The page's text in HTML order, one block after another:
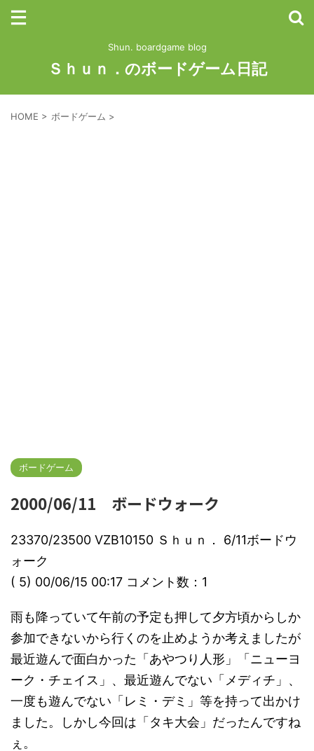
Shun. boardgame blog
Ｓｈｕｎ．のボードゲーム日記
HOME > ボードゲーム >
ボードゲーム
2000/06/11 ボードウォーク
23370/23500 VZB10150 Ｓｈｕｎ． 6/11ボードウ
ォーク
( 5) 00/06/15 00:17 コメント数：1
雨も降っていて午前の予定も押して夕方頃からしか
参加できないから行くのを止めようか考えましたが
最近遊んで面白かった「あやつり人形」「ニューヨ
ーク・チェイス」、最近遊んでない「メディチ」、
一度も遊んでない「レミ・デミ」等を持って出かけ
ました。しかし今回は「タキ大会」だったんですね
ぇ。